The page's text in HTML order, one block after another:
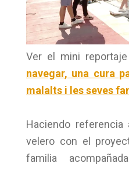
Ver el mini
navegar, una cura
malalts i les seves
Haciendo
velero con el
familia